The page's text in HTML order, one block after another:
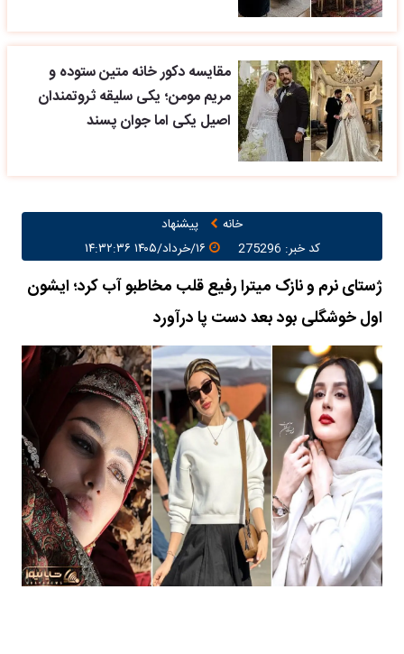
مقایسه دکور خانه متین ستوده و
مریم مومن؛ یکی سلیقه ثروتمندان
اصیل یکی اما جوان پسند
خانه
پیشنهاد
کد خبر: 275296
ژستای نرم و نازک میترا رفیع قلب مخاطبو آب کرد؛ ایشون
اول خوشگلی بود بعد دست پا درآورد